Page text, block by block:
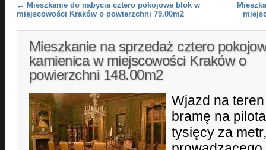
Post navigation
← Mieszkanie do nabycia cztero pokojowe blok w
miejscowości Kraków o powierzchni 79.00m2
Mieszkanie na sprzedaż cztero
kamienica w miejscowości Kraków o
powierzchni 148.00m2
Wjazd na
bramę na
tysięcy za